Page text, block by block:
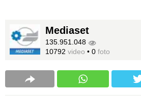
Mediaset
135.951.048
10792 video • 0 foto